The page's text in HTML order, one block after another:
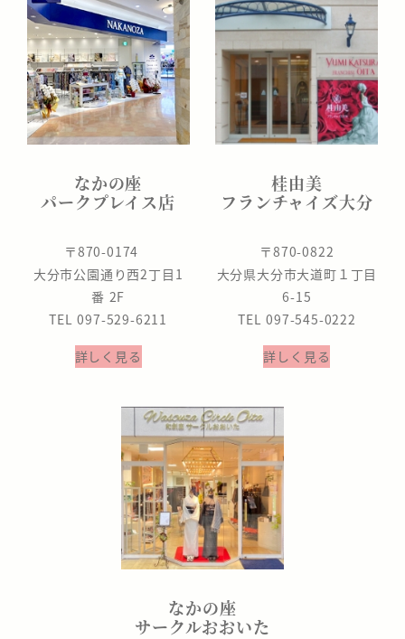
なかの座
パークプレイス店
〒870-0174
大分市公園通り西2丁目1
番 2F
TEL 097-529-6211
詳しく見る
桂由美
フランチャイズ大分
〒870-0822
大分県大分市大道町１丁目
6-15
TEL 097-545-0222
詳しく見る
なかの座
サークルおおいた